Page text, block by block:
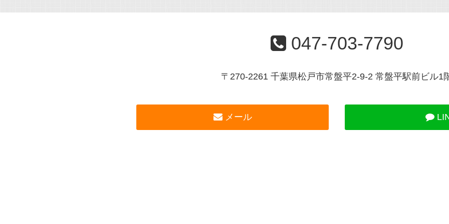
047-703-7790
〒270-2261 千葉県松戸市常盤平2-9-2 常盤平駅前ビル1
メール